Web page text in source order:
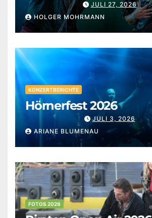
JULI 27, 2026
HOLGER MOHRMANN
KONZERTBERICHTE
Hörnerfest 2026
JULI 3, 2026
ARIANE BLUMENAU
FOTOS 2026